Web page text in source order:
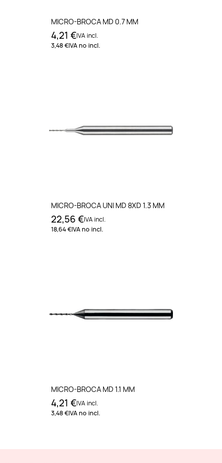
MICRO-BROCA MD 0.7 MM
4,21 €IVA incl.
3,48 €IVA no incl.
MICRO-BROCA UNI MD 8XD 1.3 MM
22,56 €IVA incl.
18,64 €IVA no incl.
MICRO-BROCA MD 1.1 MM
4,21 €IVA incl.
3,48 €IVA no incl.